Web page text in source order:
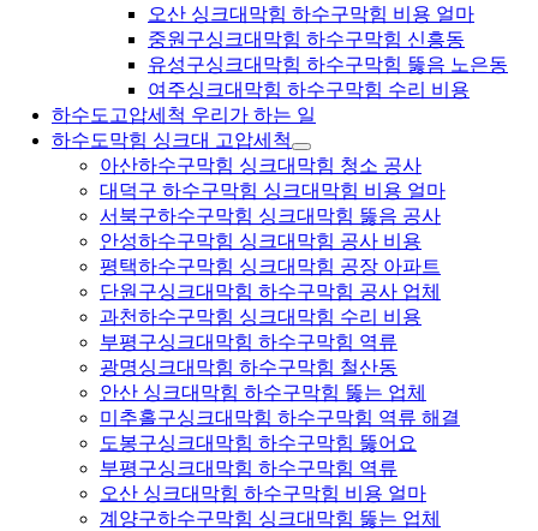
오산 싱크대막힘 하수구막힘 비용 얼마
중원구싱크대막힘 하수구막힘 신흥동
유성구싱크대막힘 하수구막힘 뚫음 노은동
여주싱크대막힘 하수구막힘 수리 비용
하수도고압세척 우리가 하는 일
하수도막힘 싱크대 고압세척
아산하수구막힘 싱크대막힘 청소 공사
대덕구 하수구막힘 싱크대막힘 비용 얼마
서북구하수구막힘 싱크대막힘 뚫음 공사
안성하수구막힘 싱크대막힘 공사 비용
평택하수구막힘 싱크대막힘 공장 아파트
단원구싱크대막힘 하수구막힘 공사 업체
과천하수구막힘 싱크대막힘 수리 비용
부평구싱크대막힘 하수구막힘 역류
광명싱크대막힘 하수구막힘 철산동
안산 싱크대막힘 하수구막힘 뚫는 업체
미추홀구싱크대막힘 하수구막힘 역류 해결
도봉구싱크대막힘 하수구막힘 뚫어요
부평구싱크대막힘 하수구막힘 역류
오산 싱크대막힘 하수구막힘 비용 얼마
계양구하수구막힘 싱크대막힘 뚫는 업체